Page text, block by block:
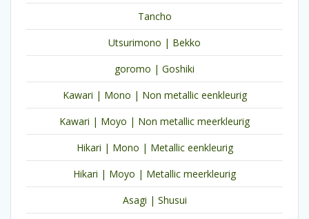
Tancho
Utsurimono | Bekko
goromo | Goshiki
Kawari | Mono | Non metallic eenkleurig
Kawari | Moyo | Non metallic meerkleurig
Hikari | Mono | Metallic eenkleurig
Hikari | Moyo | Metallic meerkleurig
Asagi | Shusui